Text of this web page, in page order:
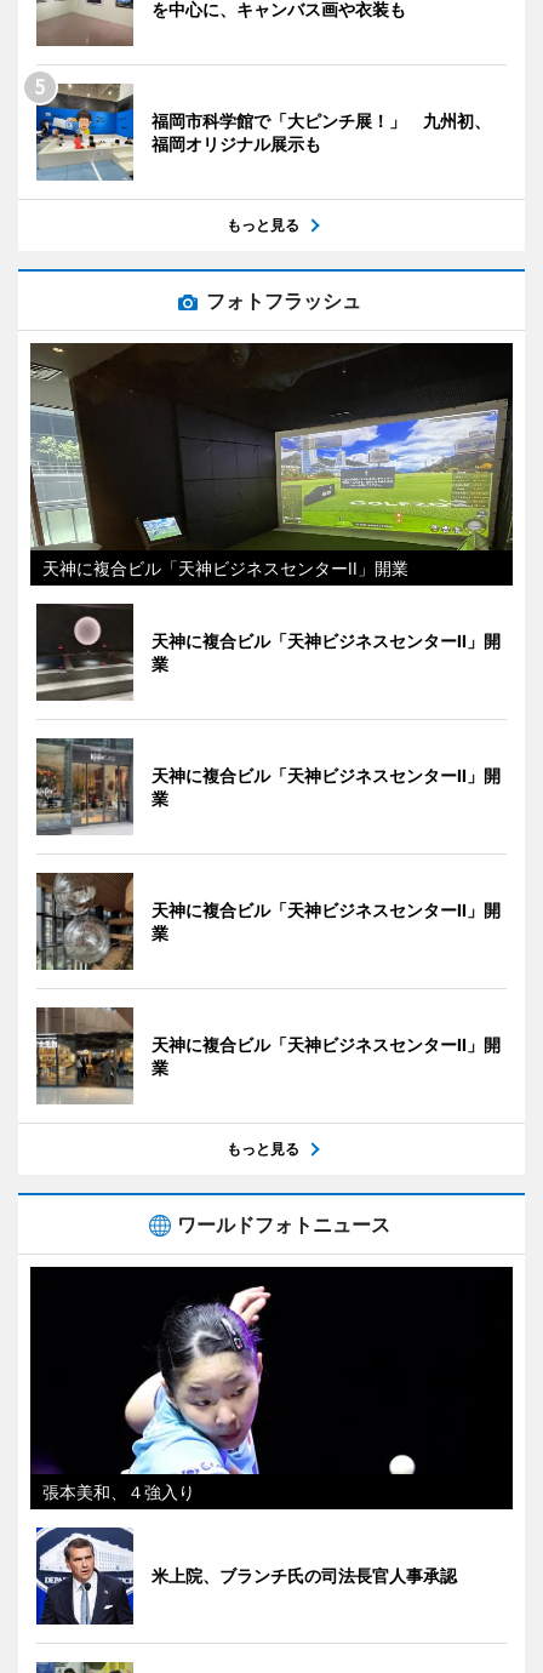
を中心に、キャンバス画や衣装も
福岡市科学館で「大ピンチ展！」 九州初、
福岡オリジナル展示も
もっと見る
フォトフラッシュ
天神に複合ビル「天神ビジネスセンターII」開業
天神に複合ビル「天神ビジネスセンターII」開
業
天神に複合ビル「天神ビジネスセンターII」開
業
天神に複合ビル「天神ビジネスセンターII」開
業
天神に複合ビル「天神ビジネスセンターII」開
業
もっと見る
ワールドフォトニュース
張本美和、４強入り
米上院、ブランチ氏の司法長官人事承認